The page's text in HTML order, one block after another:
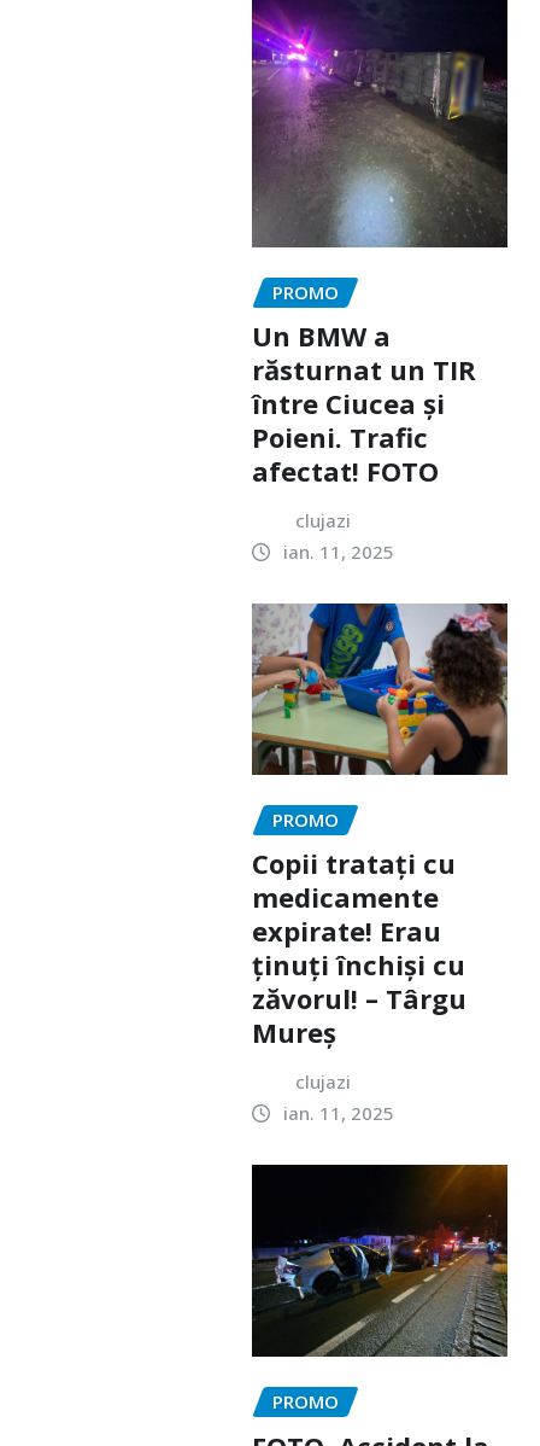
PROMO
Un BMW a
răsturnat un TIR
între Ciucea și
Poieni. Trafic
afectat! FOTO
clujazi
ian. 11, 2025
PROMO
Copii tratați cu
medicamente
expirate! Erau
ținuți închiși cu
zăvorul! – Târgu
Mureș
clujazi
ian. 11, 2025
PROMO